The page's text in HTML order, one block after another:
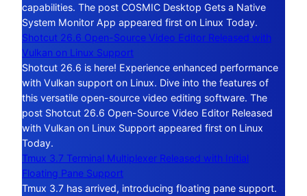
capabilities. The post COSMIC Desktop Gets a Native
System Monitor App appeared first on Linux Today.
Shotcut 26.6 Open-Source Video Editor Released with
Vulkan on Linux Support
Shotcut 26.6 is here! Experience enhanced performance
with Vulkan support on Linux. Dive into the features of
this versatile open-source video editing software. The
post Shotcut 26.6 Open-Source Video Editor Released
with Vulkan on Linux Support appeared first on Linux
Today.
Tmux 3.7 Terminal Multiplexer Released with Initial
Floating Pane Support
Tmux 3.7 has arrived, introducing floating pane support.